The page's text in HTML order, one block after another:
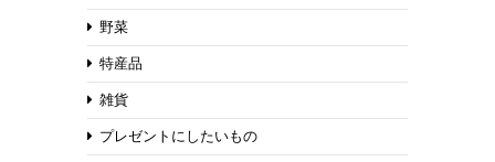
野菜
特産品
雑貨
プレゼントにしたいもの